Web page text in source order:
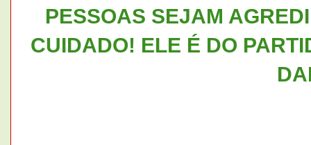
PESSOAS SEJAM
CUIDADO! ELE É DO